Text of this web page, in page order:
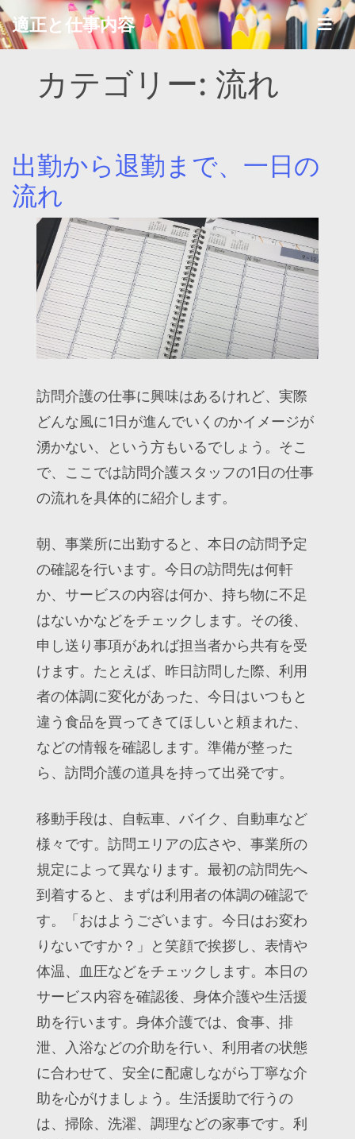
Skip
to
content
適正と仕事内容
カテゴリー: 流れ
出勤から退勤まで、一日の
流れ
訪問介護の仕事に興味はあるけれど、実際
どんな風に1日が進んでいくのかイメージが
湧かない、という方もいるでしょう。そこ
で、ここでは訪問介護スタッフの1日の仕事
の流れを具体的に紹介します。
朝、事業所に出勤すると、本日の訪問予定
の確認を行います。今日の訪問先は何軒
か、サービスの内容は何か、持ち物に不足
はないかなどをチェックします。その後、
申し送り事項があれば担当者から共有を受
けます。たとえば、昨日訪問した際、利用
者の体調に変化があった、今日はいつもと
違う食品を買ってきてほしいと頼まれた、
などの情報を確認します。準備が整った
ら、訪問介護の道具を持って出発です。
移動手段は、自転車、バイク、自動車など
様々です。訪問エリアの広さや、事業所の
規定によって異なります。最初の訪問先へ
到着すると、まずは利用者の体調の確認で
す。「おはようございます。今日はお変わ
りないですか？」と笑顔で挨拶し、表情や
体温、血圧などをチェックします。本日の
サービス内容を確認後、身体介護や生活援
助を行います。身体介護では、食事、排
泄、入浴などの介助を行い、利用者の状態
に合わせて、安全に配慮しながら丁寧な介
助を心がけましょう。生活援助で行うの
は、掃除、洗濯、調理などの家事です。利